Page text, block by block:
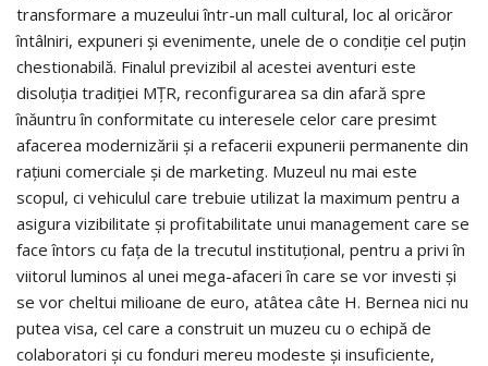
transformare a muzeului într-un mall cultural, loc al oricăror
întâlniri, expuneri şi evenimente, unele de o condiţie cel puţin
chestionabilă. Finalul previzibil al acestei aventuri este
disoluţia tradiţiei MŢR, reconfigurarea sa din afară spre
înăuntru în conformitate cu interesele celor care presimt
afacerea modernizării şi a refacerii expunerii permanente din
raţiuni comerciale şi de marketing. Muzeul nu mai este
scopul, ci vehiculul care trebuie utilizat la maximum pentru a
asigura vizibilitate şi profitabilitate unui management care se
face întors cu faţa de la trecutul instituţional, pentru a privi în
viitorul luminos al unei mega-afaceri în care se vor investi şi
se vor cheltui milioane de euro, atâtea câte H. Bernea nici nu
putea visa, cel care a construit un muzeu cu o echipă de
colaboratori şi cu fonduri mereu modeste şi insuficiente,